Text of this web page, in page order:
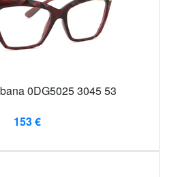
0DG5025 3045 53
153 €